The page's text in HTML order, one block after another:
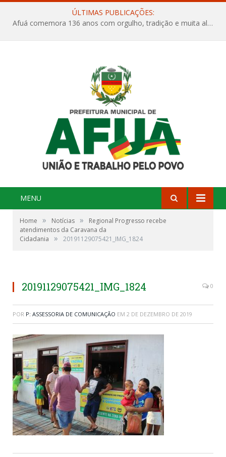
ÚLTIMAS PUBLICAÇÕES:
Afuá comemora 136 anos com orgulho, tradição e muita alegria na Quadra Dr. Nelson Salomão
MENU
Home » Notícias »
Regional Progresso recebe
atendimentos da Caravana da
Cidadania
» 20191129075421_IMG_1824
20191129075421_IMG_1824 0
POR P: ASSESSORIA DE COMUNICAÇÃO EM 2 DE DEZEMBRO DE 2019